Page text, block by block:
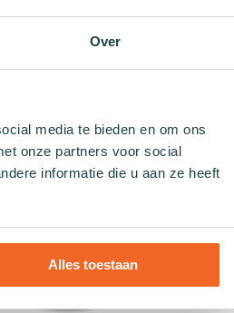
Over
media te bieden en om ons
onze partners voor social
informatie die u aan ze heeft
Alles toestaan
€ 9,99